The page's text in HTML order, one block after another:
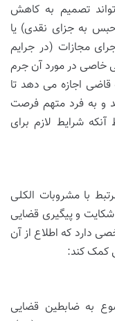
تصمیم به کاهش
حبس به جزای نقدی) یا
مجازات (در جرایم
خاصی در مورد آن جرم
قاضی اجازه می دهد تا
و به فرد متهم فرصت
شرایط لازم برای
با مشروبات الکلی
و پیگیری قضایی
دارد که اطلاع از آن
کمک کند:
به ضابطین قضایی